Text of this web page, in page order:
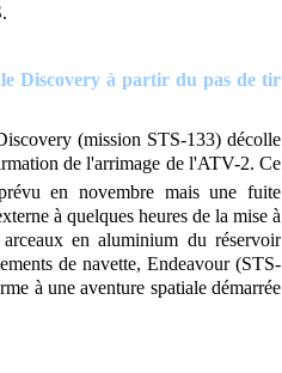
Discovery à partir du pas de tir
(mission STS-133) décolle
de l'arrimage de l'ATV-2. Ce
en novembre mais une fuite
à quelques heures de la mise à
en aluminium du réservoir
de navette, Endeavour (STS-
à une aventure spatiale démarrée